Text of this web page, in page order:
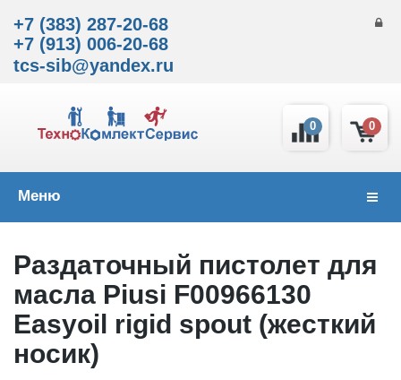
+7 (383) 287-20-68
+7 (913) 006-20-68
tcs-sib@yandex.ru
0
0
Меню
Раздаточный пистолет для
масла Piusi F00966130
Easyoil rigid spout (жесткий
носик)